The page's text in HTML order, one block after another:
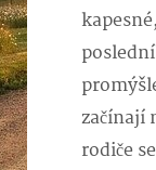
začínají
rodiče